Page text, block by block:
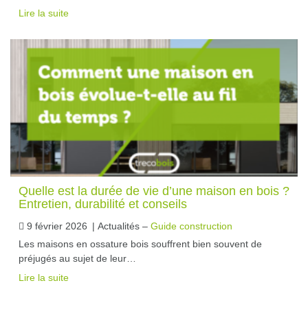
Lire la suite
Quelle est la durée de vie d’une maison en bois ?
Entretien, durabilité et conseils
9 février 2026 | Actualités – Guide construction
Les maisons en ossature bois souffrent bien souvent de
préjugés au sujet de leur…
Lire la suite